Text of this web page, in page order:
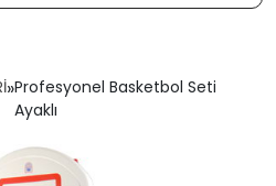
»Profesyonel Basketbol Seti
Ayaklı